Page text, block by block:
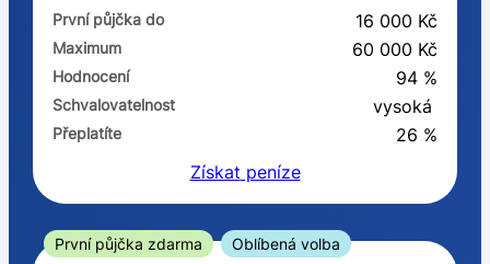
První půjčka zdarma
–
ano
Ve zkušebce
ano
ne
První půjčka do 16 000 Kč
Maximum 60 000 Kč
Hodnocení 94 %
Schvalovatelnost vysoká
Přeplatíte
26 %
Získat peníze
První půjčka zdarma Oblíbená volba